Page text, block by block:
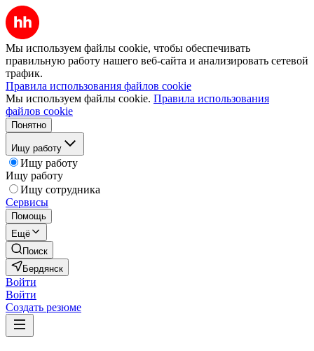
Мы используем файлы cookie, чтобы обеспечивать
правильную работу нашего веб-сайта и анализировать сетевой
трафик.
Правила использования файлов cookie
Мы используем файлы cookie. Правила использования
файлов cookie
Понятно
Ищу работу
Ищу работу
Ищу работу
Ищу сотрудника
Сервисы
Помощь
Ещё
Поиск
Бердянск
Войти
Войти
Создать резюме